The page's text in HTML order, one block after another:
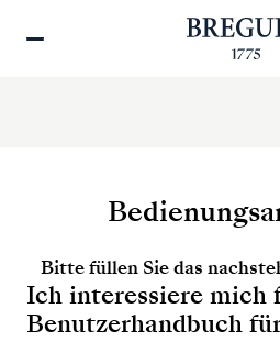
zum
Bitte füllen Sie das
Ich interessiere mich
Benutzerhandbuch